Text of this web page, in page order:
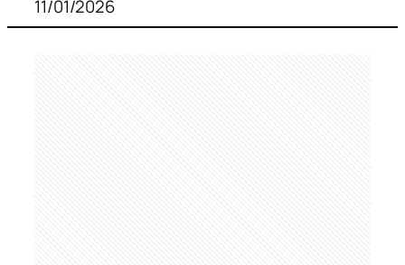
11/01/2026